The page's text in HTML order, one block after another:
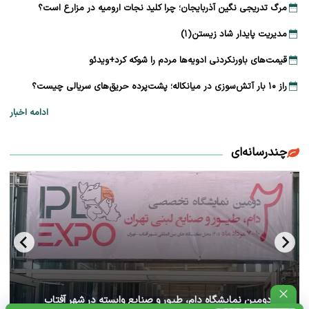
مرگ تدریجی نگین آذربایجان؛ چرا کلید نجات ارومیه در مزارع است؟
مدیریت پایدار شاد زیستن(۱)
قیمت‌های باورنکردنی ادویه‌ها مردم را شوکه کرد+ویدئو
راز ۱۰ بار آتش‌سوزی در میانکاله؛ پشت‌پرده حریق‌های سریالی چیست؟
ادامه اخبار
چندرسانه‌ای
آغاز دومین نمایشگاه دام، طیور و صنایع وابسته در شهر آفتاب